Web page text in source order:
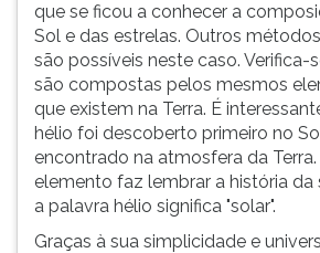
que se ficou a conhecer a
Sol e das estrelas. Outros
são possíveis neste caso. Verifica-
são compostas pelos mesmos
que existem na Terra. É
hélio foi descoberto primeiro no
encontrado na atmosfera da
elemento faz lembrar a história da
a palavra hélio significa "solar".
Graças à sua simplicidade e